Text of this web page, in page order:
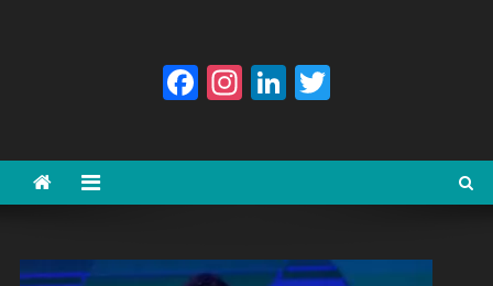
Facebook
Instagram
LinkedIn